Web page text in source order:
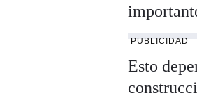
PUBLICIDAD
Esto